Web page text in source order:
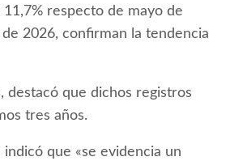
respecto de mayo de
2026, confirman la tendencia
destacó que dichos registros
tres años.
que «se evidencia un